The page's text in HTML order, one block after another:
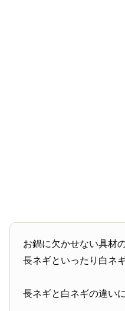
お鍋に欠かせない具材
長ネギといったり白ネ
長ネギと白ネギの違い